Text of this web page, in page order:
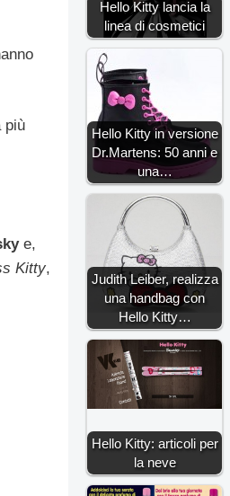
più
e,
Kitty,
Hello Kitty lancia la
linea di cosmetici
Hello Kitty in versione
Dr.Martens: 50 anni e
una…
Judith Leiber, realizza
una handbag con
Hello Kitty…
Hello Kitty: articoli per
la neve